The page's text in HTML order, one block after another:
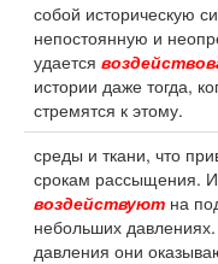
собой историческую
непостоянную и
удается
истории даже тогда,
стремятся к этому.
среды и ткани, что
срокам рассыщения.
воздействуют на
небольших
давления они